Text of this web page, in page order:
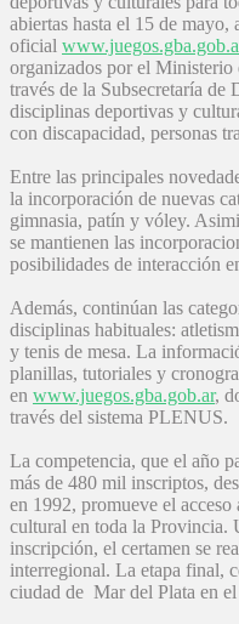
abiertas hasta el 15 de mayo,
oficial
organizados por el
través de la Subsecretaría
disciplinas deportivas y
con discapacidad, personas
Entre las principales
la incorporación de nuevas
gimnasia, patín y vóley.
se mantienen las
posibilidades de interacción
Además, continúan las
disciplinas habituales:
y tenis de mesa. La
planillas, tutoriales y
en www.juegos.gba.gob.ar,
través del sistema PLENUS.
La competencia, que el año
más de 480 mil inscriptos,
en 1992, promueve el
cultural en toda la Provincia.
inscripción, el certamen se
interregional. La etapa final,
ciudad de Mar del Plata en el